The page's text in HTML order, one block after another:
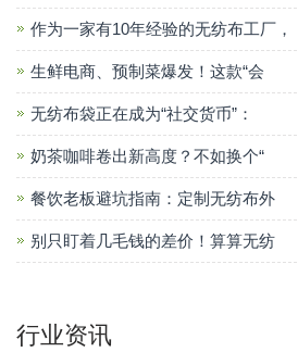
作为一家有10年经验的无纺布工厂，
生鲜电商、预制菜爆发！这款“会
无纺布袋正在成为“社交货币”：
奶茶咖啡卷出新高度？不如换个“
餐饮老板避坑指南：定制无纺布外
别只盯着几毛钱的差价！算算无纺
行业资讯